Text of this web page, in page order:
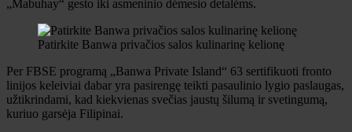
„Mabuhay“ gesto iki asmeninio dėmesio detalėms.
Patirkite Banwa privačios salos kulinarinę kelionę
Per FBSE programą „Banwa Private Island“ 63 sertifikuoti fronto
linijos keleiviai dabar yra pasirengę teikti pasaulinio lygio paslaugas,
užtikrindami, kad kiekvienas svečias jaustų šilumą ir svetingumą,
kuriuo garsėja Filipinai.